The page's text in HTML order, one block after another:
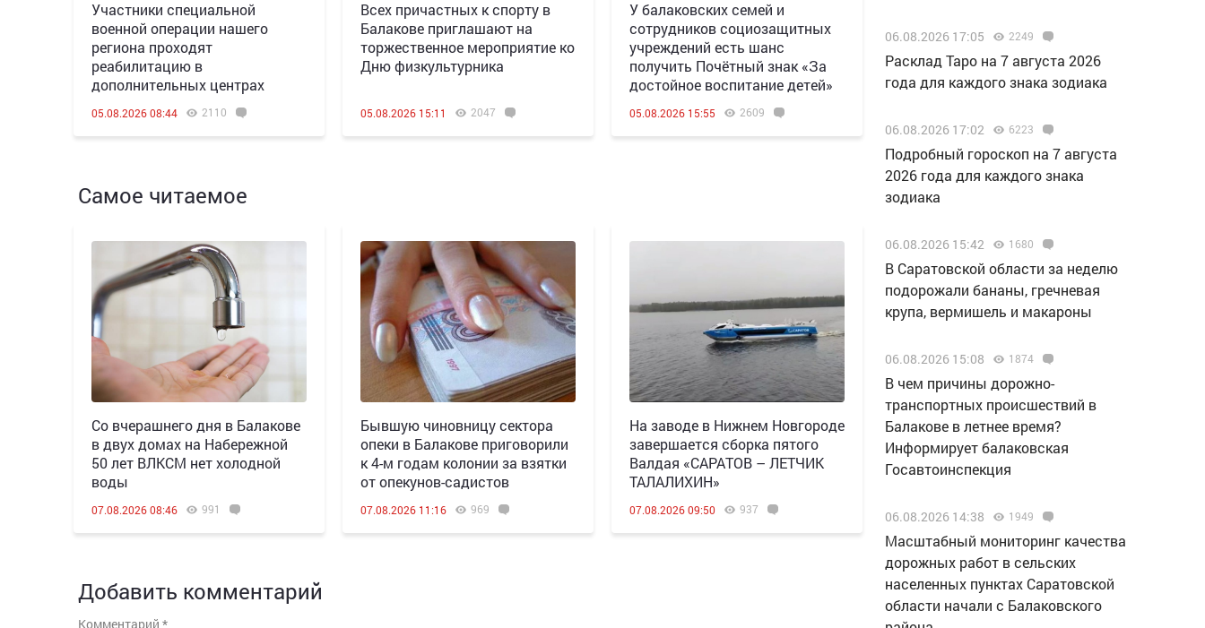
Участники специальной
военной операции нашего
региона проходят
реабилитацию в
дополнительных центрах
05.08.2026 08:44 2110
Всех причастных к спорту в
Балакове приглашают на
торжественное мероприятие ко
Дню физкультурника
05.08.2026 15:11 2047
У балаковских семей и
сотрудников социозащитных
учреждений есть шанс
получить Почётный знак «За
достойное воспитание детей»
05.08.2026 15:55 2609
Самое читаемое
Со вчерашнего дня в Балакове
в двух домах на Набережной
50 лет ВЛКСМ нет холодной
воды
07.08.2026 08:46 991
Бывшую чиновницу сектора
опеки в Балакове приговорили
к 4-м годам колонии за взятки
от опекунов-садистов
07.08.2026 11:16 969
Н️а заводе в Нижнем Новгороде
завершается сборка пятого
Валдая «САРАТОВ – ЛЕТЧИК
ТАЛАЛИХИН»
07.08.2026 09:50 937
Добавить комментарий
Комментарий *
06.08.2026 17:05 2249
Расклад Таро на 7 августа 2026
года для каждого знака зодиака
06.08.2026 17:02 6223
Подробный гороскоп на 7 августа
2026 года для каждого знака
зодиака
06.08.2026 15:42 1680
В Саратовской области за неделю
подорожали бананы, гречневая
крупа, вермишель и макароны
06.08.2026 15:08 1874
В чем причины дорожно-
транспортных происшествий в
Балакове в летнее время?
Информирует балаковская
Госавтоинспекция
06.08.2026 14:38 1949
Масштабный мониторинг качества
дорожных работ в сельских
населенных пунктах Саратовской
области начали с Балаковского